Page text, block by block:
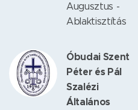
Augusztus -
Ablaktisztítás
Óbudai Szent
Péter és Pál
Szalézi
Általános